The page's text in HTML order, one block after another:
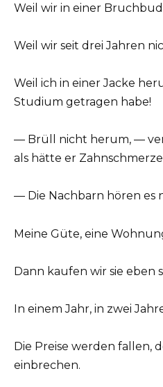
Weil wir in einer
Weil wir seit drei Jahren
Weil ich in einer Jacke
Studium getragen habe!
— Brüll nicht herum, —
als hätte er
— Die Nachbarn hören es
Meine Güte, eine
Dann kaufen wir sie eben
In einem Jahr, in zwei
Die Preise werden fallen,
einbrechen.